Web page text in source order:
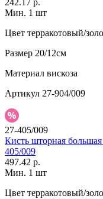
242.17 р.
Мин. 1 шт
Цвет терракотовый/
Размер 20/12см
Материал вискоза
Артикул 27-904/009
27-405/009
Кисть шторная
405/009
497.42 р.
Мин. 1 шт
Цвет терракотовый/